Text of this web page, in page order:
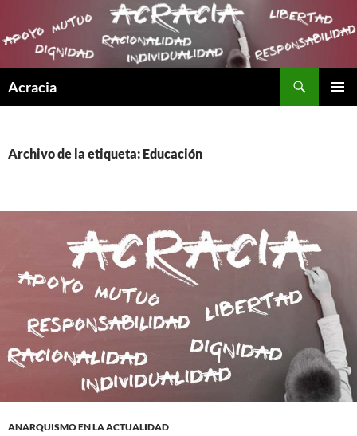
Acracia
Archivo de la etiqueta: Educación
ANARQUISMO EN LA ACTUALIDAD